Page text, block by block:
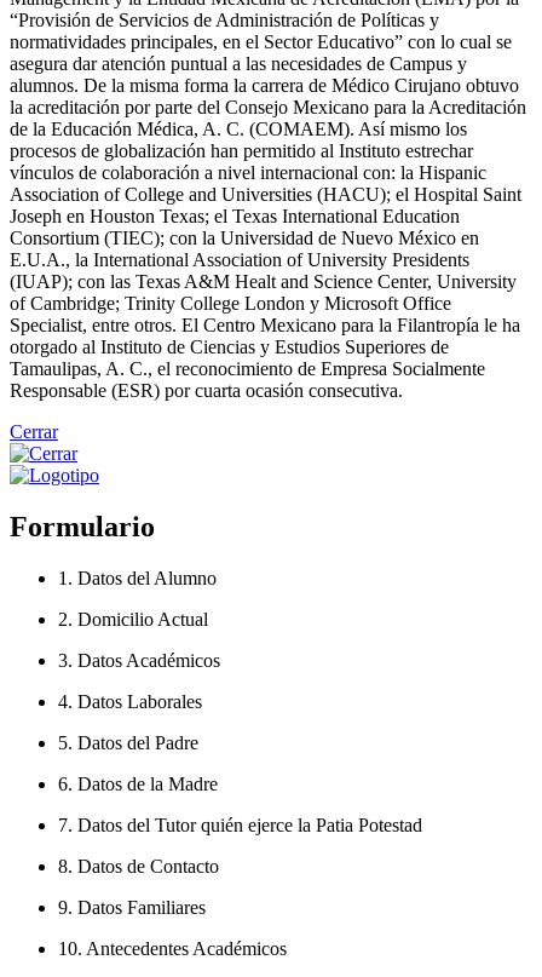
“Provisión de Servicios de Administración de Políticas y
normatividades principales, en el Sector Educativo” con lo cual se
asegura dar atención puntual a las necesidades de Campus y
alumnos. De la misma forma la carrera de Médico Cirujano obtuvo
la acreditación por parte del Consejo Mexicano para la Acreditación
de la Educación Médica, A. C. (COMAEM). Así mismo los
procesos de globalización han permitido al Instituto estrechar
vínculos de colaboración a nivel internacional con: la Hispanic
Association of College and Universities (HACU); el Hospital Saint
Joseph en Houston Texas; el Texas International Education
Consortium (TIEC); con la Universidad de Nuevo México en
E.U.A., la International Association of University Presidents
(IUAP); con las Texas A&M Healt and Science Center, University
of Cambridge; Trinity College London y Microsoft Office
Specialist, entre otros. El Centro Mexicano para la Filantropía le ha
otorgado al Instituto de Ciencias y Estudios Superiores de
Tamaulipas, A. C., el reconocimiento de Empresa Socialmente
Responsable (ESR) por cuarta ocasión consecutiva.
Cerrar
Formulario
1. Datos del Alumno
2. Domicilio Actual
3. Datos Académicos
4. Datos Laborales
5. Datos del Padre
6. Datos de la Madre
7. Datos del Tutor quién ejerce la Patia Potestad
8. Datos de Contacto
9. Datos Familiares
10. Antecedentes Académicos